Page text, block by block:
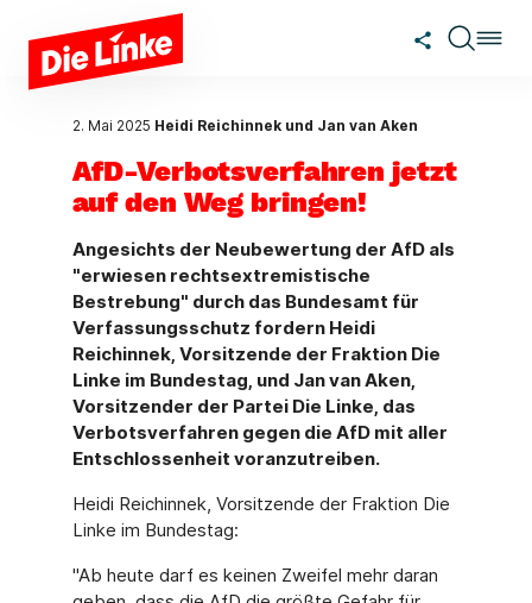
Zum Hauptinhalt springen
2. Mai 2025 Heidi Reichinnek und Jan van Aken
AfD-Verbotsverfahren jetzt
auf den Weg bringen!
Angesichts der Neubewertung der AfD als
"erwiesen rechtsextremistische
Bestrebung" durch das Bundesamt für
Verfassungsschutz fordern Heidi
Reichinnek, Vorsitzende der Fraktion Die
Linke im Bundestag, und Jan van Aken,
Vorsitzender der Partei Die Linke, das
Verbotsverfahren gegen die AfD mit aller
Entschlossenheit voranzutreiben.
Heidi Reichinnek, Vorsitzende der Fraktion Die
Linke im Bundestag:
"Ab heute darf es keinen Zweifel mehr daran